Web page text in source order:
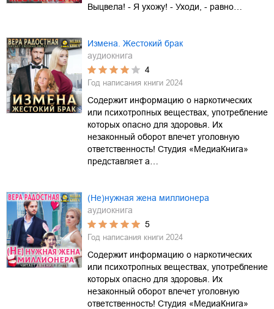
Выцвела! - Я ухожу! - Уходи, - равно…
Измена. Жестокий брак
аудиокнига
4
Год написания книги 2024
Содержит информацию о наркотических
или психотропных веществах, употребление
которых опасно для здоровья. Их
незаконный оборот влечет уголовную
ответственность! Студия «МедиаКнига»
представляет а…
(Не)нужная жена миллионера
аудиокнига
5
Год написания книги 2024
Содержит информацию о наркотических
или психотропных веществах, употребление
которых опасно для здоровья. Их
незаконный оборот влечет уголовную
ответственность! Студия «МедиаКнига»